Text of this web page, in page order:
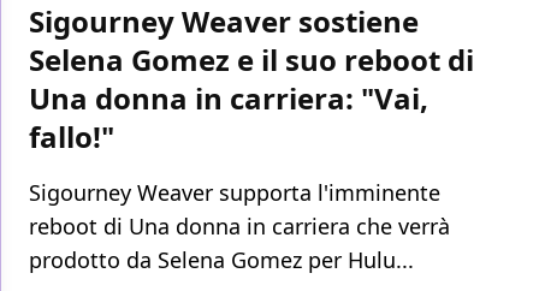
Sigourney Weaver sostiene
Selena Gomez e il suo reboot di
Una donna in carriera: "Vai,
fallo!"
Sigourney Weaver supporta l'imminente
reboot di Una donna in carriera che verrà
prodotto da Selena Gomez per Hulu...